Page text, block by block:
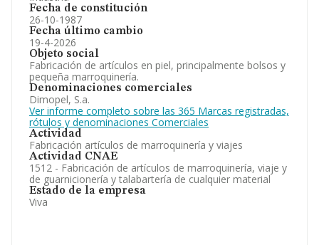
Fecha de constitución
26-10-1987
Fecha último cambio
19-4-2026
Objeto social
Fabricación de artículos en piel, principalmente bolsos y
pequeña marroquinería.
Denominaciones comerciales
Dimopel, S.a.
Ver informe completo sobre las 365 Marcas registradas,
rótulos y denominaciones Comerciales
Actividad
Fabricación artículos de marroquinería y viajes
Actividad CNAE
1512 - Fabricación de artículos de marroquinería, viaje y
de guarnicionería y talabartería de cualquier material
Estado de la empresa
Viva